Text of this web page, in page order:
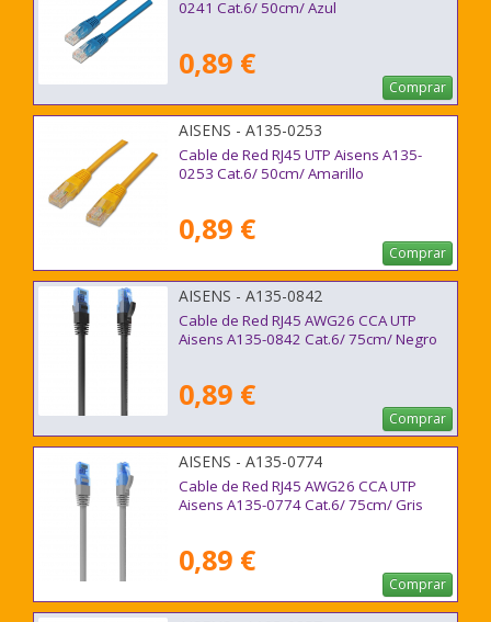
0241 Cat.6/ 50cm/ Azul
0,89 €
Comprar
AISENS - A135-0253
Cable de Red RJ45 UTP Aisens A135-
0253 Cat.6/ 50cm/ Amarillo
0,89 €
Comprar
AISENS - A135-0842
Cable de Red RJ45 AWG26 CCA UTP
Aisens A135-0842 Cat.6/ 75cm/ Negro
0,89 €
Comprar
AISENS - A135-0774
Cable de Red RJ45 AWG26 CCA UTP
Aisens A135-0774 Cat.6/ 75cm/ Gris
0,89 €
Comprar